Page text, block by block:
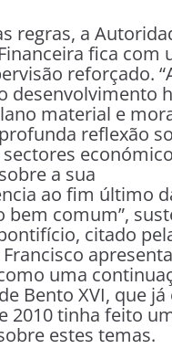
regras, a
fica com
reforçado.
desenvolvimento
material e
reflexão
a sua
ao fim último
bem comum”,
citado
Francisco
uma
Bento XVI, que já
2010 tinha feito
estes temas.